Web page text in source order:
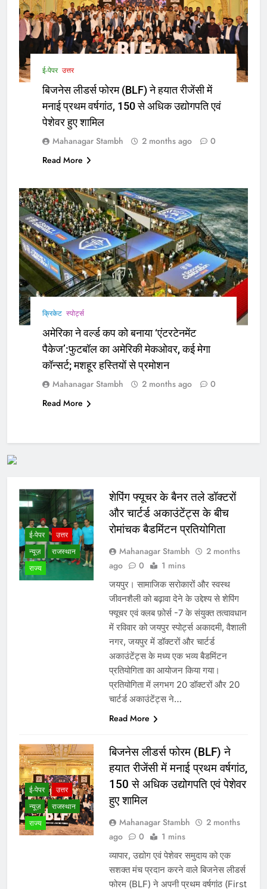
ई-पेपर उत्तर
बिजनेस लीडर्स फोरम (BLF) ने हयात रीजेंसी में
मनाई प्रथम वर्षगांठ, 150 से अधिक उद्योगपति एवं
पेशेवर हुए शामिल
Mahanagar Stambh 2 months ago
0
Read More
क्रिकेट ‎स्पोर्ट्स
अमेरिका ने वर्ल्ड कप को बनाया ‘एंटरटेनमेंट
पैकेज’:फुटबॉल का अमेरिकी मेकओवर, कई मेगा
कॉन्सर्ट; मशहूर हस्तियों से प्रमोशन
Mahanagar Stambh 2 months ago
0
Read More
ई-पेपर
उत्तर
न्यूज़
राजस्थान
राज्य
शेपिंग फ्यूचर के बैनर तले डॉक्टरों
और चार्टर्ड अकाउंटेंट्स के बीच
रोमांचक बैडमिंटन प्रतियोगिता
Mahanagar Stambh
2 months
ago
0 1 mins
जयपुर। सामाजिक सरोकारों और स्वस्थ
जीवनशैली को बढ़ावा देने के उद्देश्य से शेपिंग
फ्यूचर एवं क्लब फ़ोर्स -7 के संयुक्त तत्वावधान
में रविवार को जयपुर स्पोर्ट्स अकादमी, वैशाली
नगर, जयपुर में डॉक्टरों और चार्टर्ड
अकाउंटेंट्स के मध्य एक भव्य बैडमिंटन
प्रतियोगिता का आयोजन किया गया।
प्रतियोगिता में लगभग 20 डॉक्टरों और 20
चार्टर्ड अकाउंटेंट्स ने…
Read More
ई-पेपर
उत्तर
न्यूज़
राजस्थान
राज्य
बिजनेस लीडर्स फोरम (BLF) ने
हयात रीजेंसी में मनाई प्रथम वर्षगांठ,
150 से अधिक उद्योगपति एवं पेशेवर
हुए शामिल
Mahanagar Stambh
2 months
ago
0 1 mins
व्यापार, उद्योग एवं पेशेवर समुदाय को एक
सशक्त मंच प्रदान करने वाले बिजनेस लीडर्स
फोरम (BLF) ने अपनी प्रथम वर्षगांठ (First